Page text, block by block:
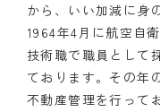
入会のご案内
から、いい加減に身
1964年4月に航空自
技術職で職員として
ております。その年
不動産管理を行って